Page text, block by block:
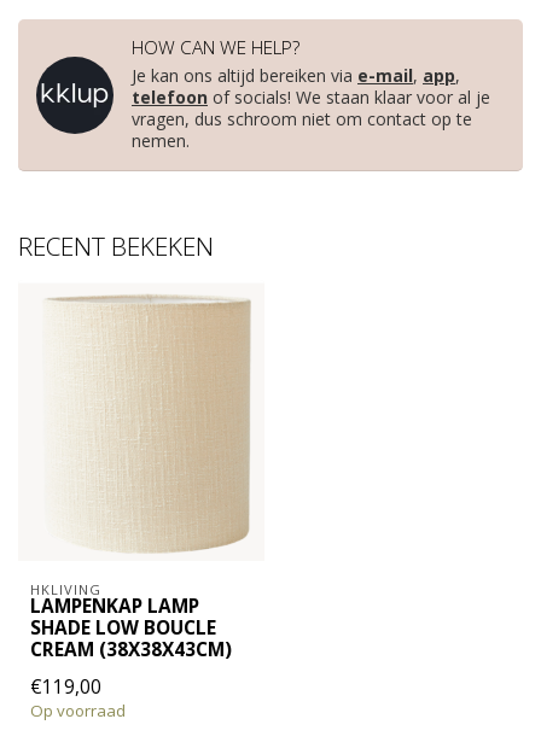
HOW CAN WE HELP?
Je kan ons altijd bereiken via e-mail, app,
telefoon of socials! We staan klaar voor al je
vragen, dus schroom niet om contact op te
nemen.
RECENT BEKEKEN
HKLIVING
LAMPENKAP LAMP
SHADE LOW BOUCLE
CREAM (38X38X43CM)
€119,00
Op voorraad